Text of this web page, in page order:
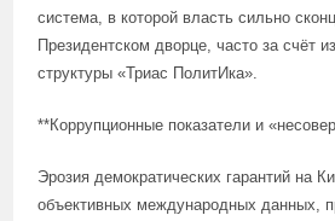
система, в которой власть сильно
Президентском дворце, часто за счёт
структуры «Триас ПолитИка».
**Коррупционные показатели и
Эрозия демократических гарантий на
объективных международных данных,